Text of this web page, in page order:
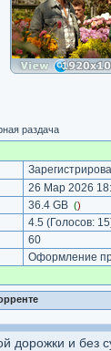
раздача
26 Мар 2026
36.4 GB ()
4.5 (Голосов: 15
60
Оформление
дорожки и без